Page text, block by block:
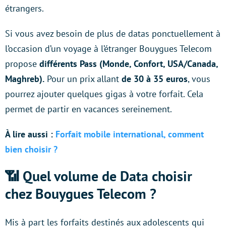
étrangers.
Si vous avez besoin de plus de datas ponctuellement à
l’occasion d’un voyage à l’étranger Bouygues Telecom
propose différents Pass (Monde, Confort, USA/Canada,
Maghreb). Pour un prix allant de 30 à 35 euros, vous
pourrez ajouter quelques gigas à votre forfait. Cela
permet de partir en vacances sereinement.
À lire aussi : Forfait mobile international, comment
bien choisir ?
📶 Quel volume de Data choisir
chez Bouygues Telecom ?
Mis à part les forfaits destinés aux adolescents qui